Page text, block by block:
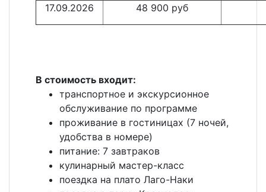
17.09.2026 48 900 руб
В стоимость входит:
транспортное и экскурсионное
обслуживание по программе
проживание в гостиницах (7 ночей,
удобства в номере)
питание: 7 завтраков
кулинарный мастер-класс
поездка на плато Лаго-Наки